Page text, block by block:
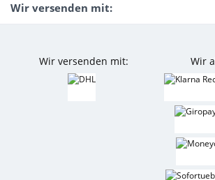
Wir versenden mit:
Wir versenden mit: Wir